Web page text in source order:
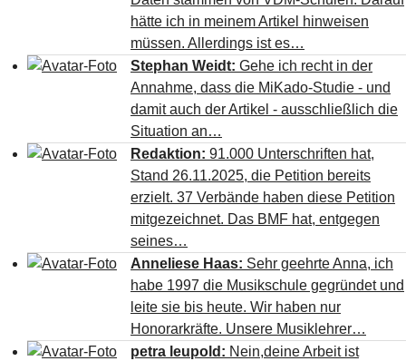
hätte ich in meinem Artikel hinweisen
müssen. Allerdings ist es…
Stephan Weidt: Gehe ich recht in der
Annahme, dass die MiKado-Studie - und
damit auch der Artikel - ausschließlich die
Situation an…
Redaktion: 91.000 Unterschriften hat,
Stand 26.11.2025, die Petition bereits
erzielt. 37 Verbände haben diese Petition
mitgezeichnet. Das BMF hat, entgegen
seines…
Anneliese Haas: Sehr geehrte Anna, ich
habe 1997 die Musikschule gegründet und
leite sie bis heute. Wir haben nur
Honorarkräfte. Unsere Musiklehrer…
petra leupold: Nein,deine Arbeit ist